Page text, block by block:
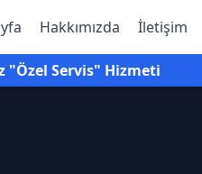
Hakkımızda İletişim
"Özel Servis" Hizmeti